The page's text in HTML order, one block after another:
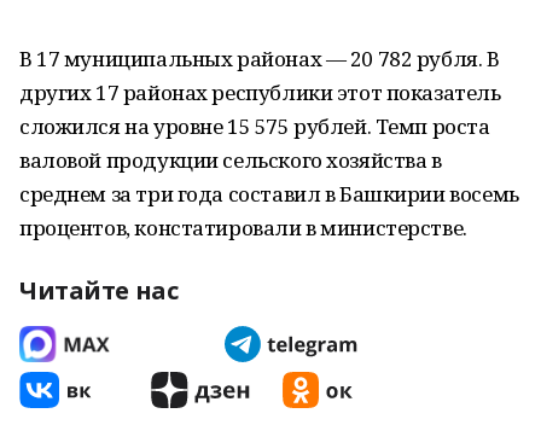
В 17 муниципальных районах — 20 782 рубля. В
других 17 районах республики этот показатель
сложился на уровне 15 575 рублей. Темп роста
валовой продукции сельского хозяйства в
среднем за три года составил в Башкирии восемь
процентов, констатировали в министерстве.
Читайте нас